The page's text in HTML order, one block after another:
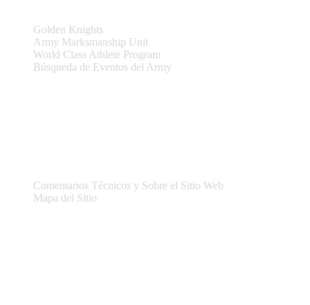
Golden Knights
Army Marksmanship Unit
World Class Athlete Program
Búsqueda de Eventos del Army
Comentarios Técnicos y Sobre el Sitio Web
Mapa del Sitio